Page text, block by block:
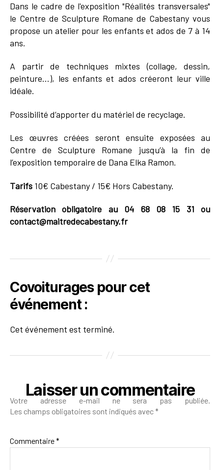
Dans le cadre de l'exposition "Réalités transversales"
le Centre de Sculpture Romane de Cabestany vous
propose un atelier pour les enfants et ados de 7 à 14
ans.
A partir de techniques mixtes (collage, dessin,
peinture...), les enfants et ados créeront leur ville
idéale.
Possibilité d’apporter du matériel de recyclage.
Les œuvres créées seront ensuite exposées au
Centre de Sculpture Romane jusqu’à la fin de
l’exposition temporaire de Dana Elka Ramon.
Tarifs 10€ Cabestany / 15€ Hors Cabestany.
Réservation obligatoire au 04 68 08 15 31 ou
contact@maitredecabestany.fr
Covoiturages pour cet
événement :
Cet événement est terminé.
Laisser un commentaire
Votre adresse e-mail ne sera pas publiée.
Les champs obligatoires sont indiqués avec*
Commentaire*